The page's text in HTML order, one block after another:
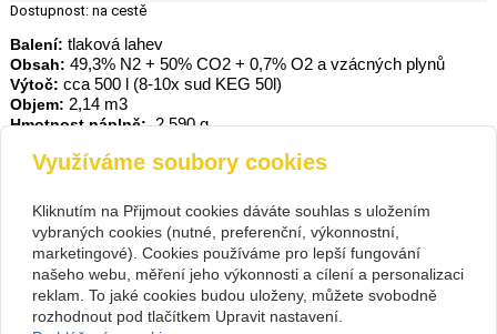
Dostupnost: na cestě
Balení: tlaková lahev
Obsah: 49,3% N2 + 50% CO2 + 0,7% O2 a vzácných plynů
Výtoč: cca 500 l (8-10x sud KEG 50l)
Objem: 2,14 m3
Hmotnost náplně:2.590 g
zpět
Kontakt
PIVOVARIUM.CZ s.r.o.
Na Cihlářce 2766/22 , Praha 5
14199572
CZ14199572
+420 734 846 489
+420 603 807 831
pivovarium@pivovarium.cz
Facebook
Využíváme soubory cookies
Kliknutím na Přijmout cookies dáváte souhlas s uložením
vybraných cookies (nutné, preferenční, výkonnostní,
marketingové). Cookies používáme pro lepší fungování
našeho webu, měření jeho výkonnosti a cílení a personalizaci
reklam. To jaké cookies budou uloženy, můžete svobodně
rozhodnout pod tlačítkem Upravit nastavení.